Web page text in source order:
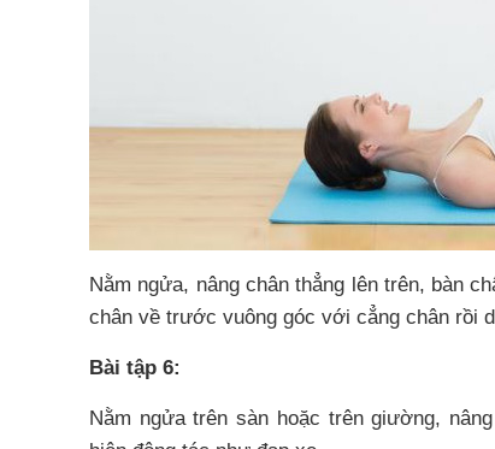
Nằm ngửa, nâng chân thẳng lên trên, bàn
chân về trước vuông góc với cẳng chân rồi
Bài tập 6:
Nằm ngửa trên sàn hoặc trên giường,